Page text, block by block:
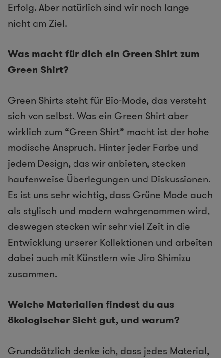
Erfolg. Aber natürlich sind wir noch lange
nicht am Ziel.
Was macht für dich ein Green Shirt zum
Green Shirt?
Green Shirts steht für Bio-Mode, das versteht
sich von selbst. Was ein Green Shirt aber
wirklich zum “Green Shirt” macht ist der hohe
modische Anspruch. Hinter jeder Farbe und
jedem Design, das wir anbieten, stecken
haufenweise Überlegungen und Diskussionen.
Es ist uns sehr wichtig, dass Grüne Mode auch
als stylisch und modern wahrgenommen wird,
deswegen stecken wir sehr viel Zeit in die
Entwicklung unserer Kollektionen und arbeiten
dabei auch mit Künstlern wie Jiro Shimizu
zusammen.
Welche Materialien findest du aus
ökologischer Sicht gut, und warum?
Grundsätzlich denke ich, dass jedes Material,